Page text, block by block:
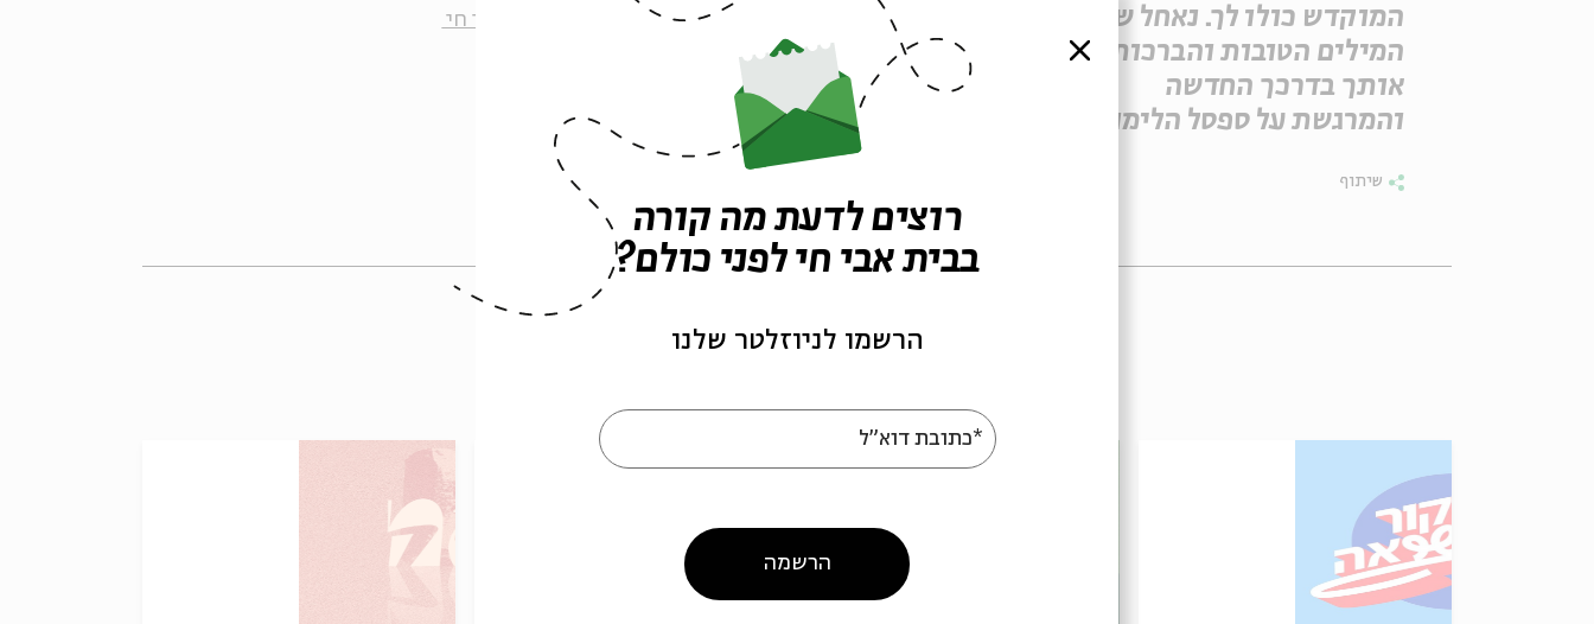
המוקדש כולו לך. נאחל שכל
המילים הטובות והברכות ילוו
אותך בדרכך החדשה
והמרגשת על ספסל הלימודים.
שיתוף
בואו להשתתף ב"חגיגה של אותיות" בבית אבי חי
סגור
רוצים לדעת מה קורה
בבית אבי חי לפני כולם?
הרשמו לניוזלטר שלנו
*כתובת דוא"ל
הרשמה